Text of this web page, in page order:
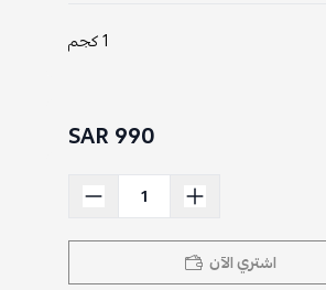
1 كجم
990 SAR
اشتري الآن